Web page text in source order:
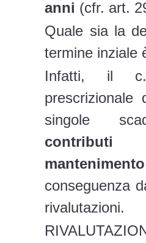
anni (cfr. art.
Quale sia la
termine inziale
Infatti, il
prescrizionale
singole
mantenimento
conseguenza
rivalutazioni.